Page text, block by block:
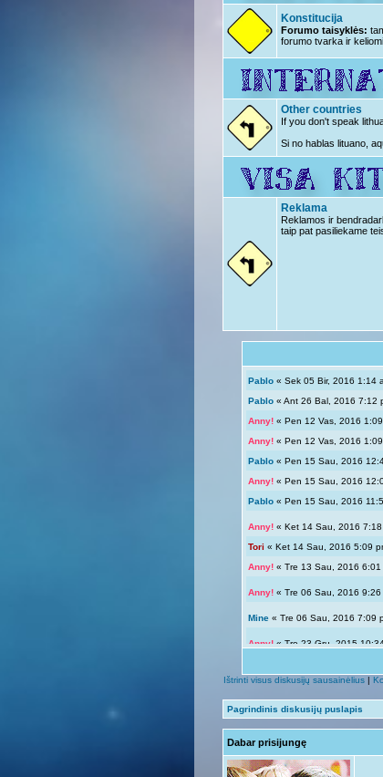
Konstitucija
Forumo taisyklės:
forumo tvarka ir
Other countries
If you don't speak
Si no hablas lituano,
Reklama
Reklamos ir
taip pat pasiliekame
Pablo « Sek 05 Bir, 2016 1:14
Pablo « Ant 26 Bal, 2016 7:12
Anny! « Pen 12 Vas, 2016
Anny! « Pen 12 Vas, 2016
Pablo « Pen 15 Sau, 2016
Anny! « Pen 15 Sau, 2016
Pablo « Pen 15 Sau, 2016
Anny! « Ket 14 Sau, 2016
Tori « Ket 14 Sau, 2016 5:09
Anny! « Tre 13 Sau, 2016
Anny! « Tre 06 Sau, 2016
Mine « Tre 06 Sau, 2016 7:09
Anny! « Tre 23 Gru, 2015
Anny!« Sek 13 Rgs, 2015
Giedryte.« Sek 13 Rgs, 2015
Anny!« Pir 07 Rgs, 2015 9:14
Ištrinti visus diskusijų sausainėlius |
Pagrindinis diskusijų puslapis
Dabar prisijungę